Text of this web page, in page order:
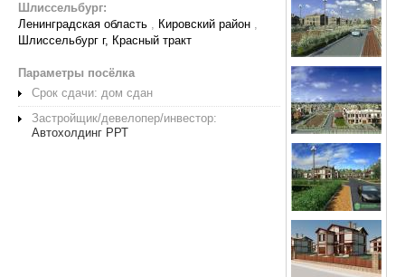
Шлиссельбург:
Ленинградская область , Кировский район ,
Шлиссельбург г, Красный тракт
Параметры посёлка
Срок сдачи: дом сдан
Застройщик/девелопер/инвестор:
Автохолдинг РРТ